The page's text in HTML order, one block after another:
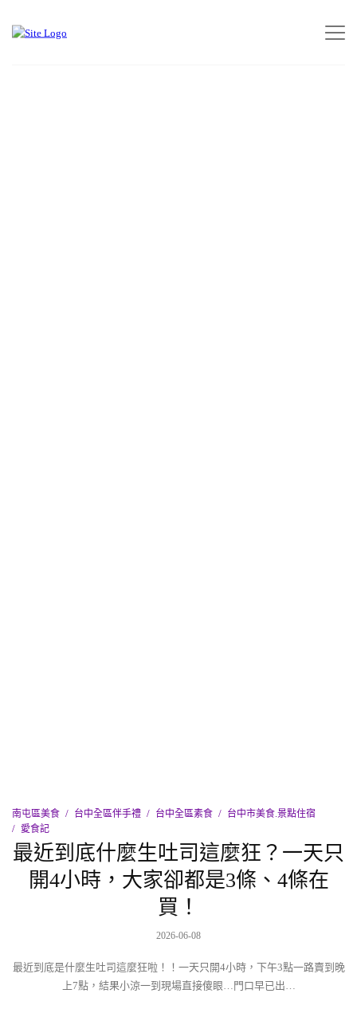
南屯區美食 台中全區伴手禮 台中全區素食
台中市美食.景點住宿
愛食記
最近到底什麼生吐司這麼狂？一天只
開4小時，大家卻都是3條、4條在
買！
2026-06-08
最近到底是什麼生吐司這麼狂啦！！一天只開4小時，下午3點一路賣到晚
上7點，結果小涼一到現場直接傻眼…門口早已出…